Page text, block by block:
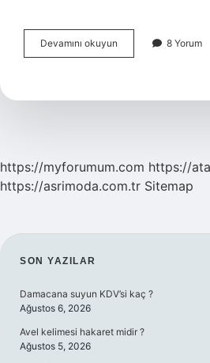
Devamını okuyun
Sat
Mu
8 Yorum
https://myforumum.com https://
https://asrimoda.com.tr Sitemap
SIDEBAR
SON YAZILAR
Damacana suyun KDV’si kaç ?
Ağustos 6, 2026
Avel kelimesi hakaret midir ?
Ağustos 5, 2026